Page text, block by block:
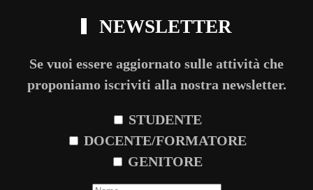
NEWSLETTER
Se vuoi essere aggiornato sulle attività che
proponiamo iscriviti alla nostra newsletter.
STUDENTE
DOCENTE/FORMATORE
GENITORE